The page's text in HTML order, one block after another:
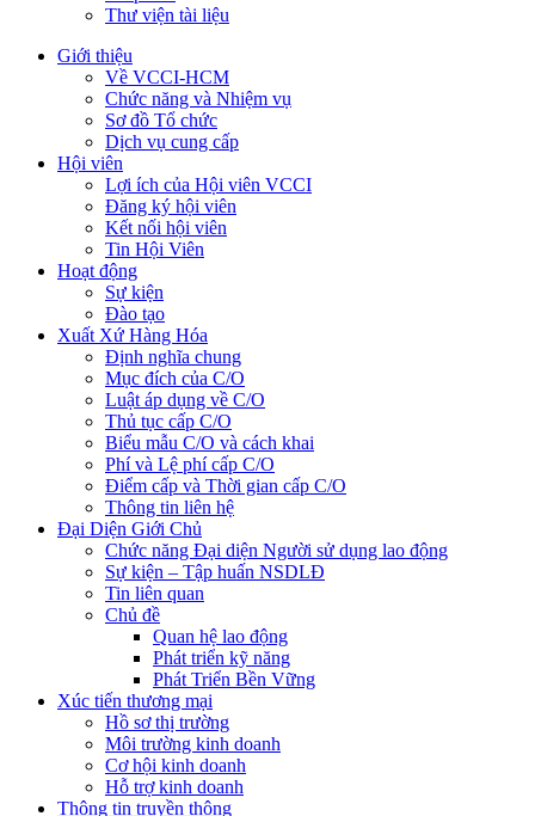
Thư viện tài liệu
Giới thiệu
Về VCCI-HCM
Chức năng và Nhiệm vụ
Sơ đồ Tổ chức
Dịch vụ cung cấp
Hội viên
Lợi ích của Hội viên VCCI
Đăng ký hội viên
Kết nối hội viên
Tin Hội Viên
Hoạt động
Sự kiện
Đào tạo
Xuất Xứ Hàng Hóa
Định nghĩa chung
Mục đích của C/O
Luật áp dụng về C/O
Thủ tục cấp C/O
Biểu mẫu C/O và cách khai
Phí và Lệ phí cấp C/O
Điểm cấp và Thời gian cấp C/O
Thông tin liên hệ
Đại Diện Giới Chủ
Chức năng Đại diện Người sử dụng lao động
Sự kiện – Tập huấn NSDLĐ
Tin liên quan
Chủ đề
Quan hệ lao động
Phát triển kỹ năng
Phát Triển Bền Vững
Xúc tiến thương mại
Hồ sơ thị trường
Môi trường kinh doanh
Cơ hội kinh doanh
Hỗ trợ kinh doanh
Thông tin truyền thông